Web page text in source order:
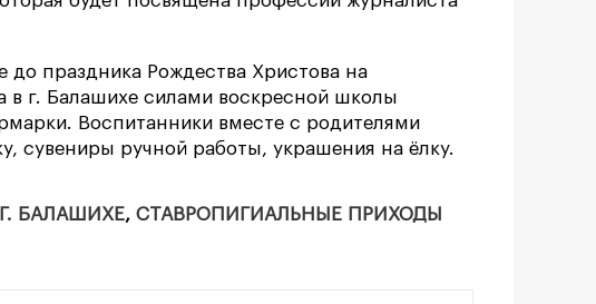
до праздника Рождества Христова на
в г. Балашихе силами воскресной школы
Воспитанники вместе с родителями
сувениры ручной работы, украшения на ёлку.
БАЛАШИХЕ, СТАВРОПИГИАЛЬНЫЕ ПРИХОДЫ